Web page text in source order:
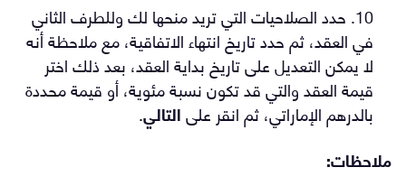
10. حدد الصلاحيات التي تريد منحها لك وللطرف الثاني
في العقد، ثم حدد تاريخ انتهاء الاتفاقية، مع ملاحظة أنه
لا يمكن التعديل على تاريخ بداية العقد، بعد ذلك اختر
قيمة العقد والتي قد تكون نسبة مئوية، أو قيمة محددة
بالدرهم الإماراتي، ثم انقر علىالتالي.
ملاحظات: